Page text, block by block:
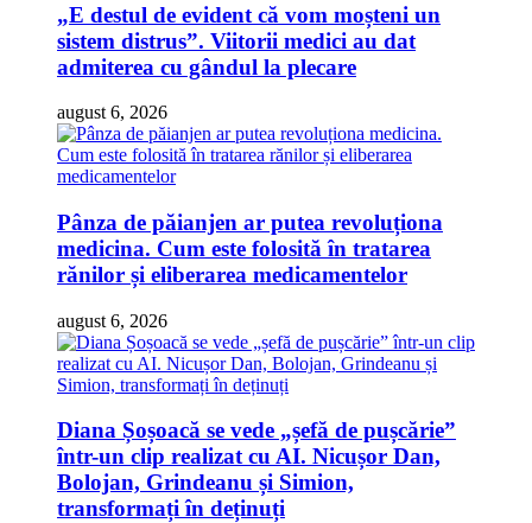
„E destul de evident că vom moșteni un
sistem distrus”. Viitorii medici au dat
admiterea cu gândul la plecare
august 6, 2026
Pânza de păianjen ar putea revoluționa
medicina. Cum este folosită în tratarea
rănilor și eliberarea medicamentelor
august 6, 2026
Diana Șoșoacă se vede „șefă de pușcărie”
într-un clip realizat cu AI. Nicușor Dan,
Bolojan, Grindeanu și Simion,
transformați în deținuți